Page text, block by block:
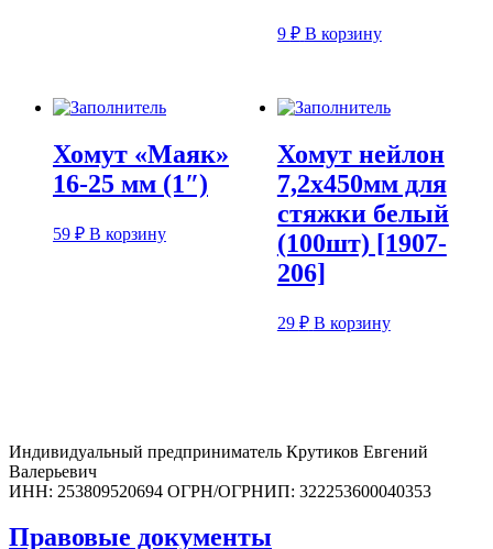
9 ₽ В корзину
Хомут «Маяк»
16-25 мм (1″)
59 ₽ В корзину
Хомут нейлон
7,2х450мм для
стяжки белый
(100шт) [1907-
206]
29 ₽ В корзину
Индивидуальный предприниматель Крутиков Евгений
Валерьевич
ИНН: 253809520694 ОГРН/ОГРНИП: 322253600040353
Правовые документы